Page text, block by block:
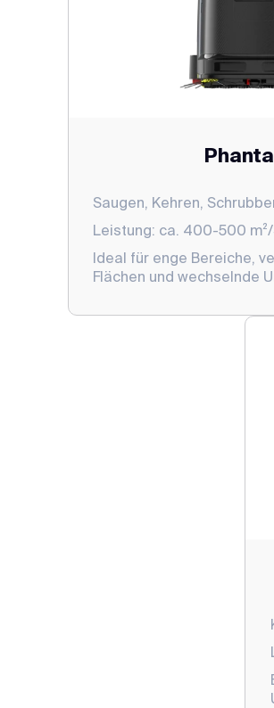
Saugen, Kehren,
Leistung: ca. 400-500
Ideal für enge Bereiche,
Flächen und wechselnde